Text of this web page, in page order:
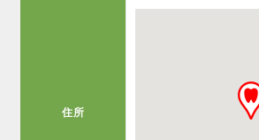
住所